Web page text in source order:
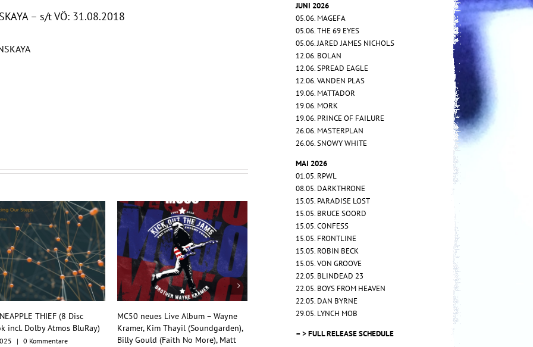
– s/t VÖ: 31.08.2018
neues Live Album – Wayne
Kim Thayil (Soundgarden),
(Faith No More), Matt
TesseracT begeistern mit
Konzertfilm und O.S.T. als
Multiformat-Release
NOVEMBRE – "Words of Indigo"
JUNI 2026
05.06. MAGEFA
05.06. THE 69 EYES
05.06. JARED JAMES NICHOLS
12.06. BOLAN
12.06. SPREAD EAGLE
12.06. VANDEN PLAS
19.06. MATTADOR
19.06. MORK
19.06. PRINCE OF FAILURE
26.06. MASTERPLAN
26.06. SNOWY WHITE
MAI 2026
01.05. RPWL
08.05. DARKTHRONE
15.05. PARADISE LOST
15.05. BRUCE SOORD
15.05. CONFESS
15.05. FRONTLINE
15.05. ROBIN BECK
15.05. VON GROOVE
22.05. BLINDEAD 23
22.05. BOYS FROM HEAVEN
22.05. DAN BYRNE
29.05. LYNCH MOB
– > FULL RELEASE SCHEDULE